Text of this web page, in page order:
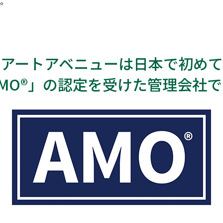
アートアベニューは日本で初めて
」の認定を受けた管理会社